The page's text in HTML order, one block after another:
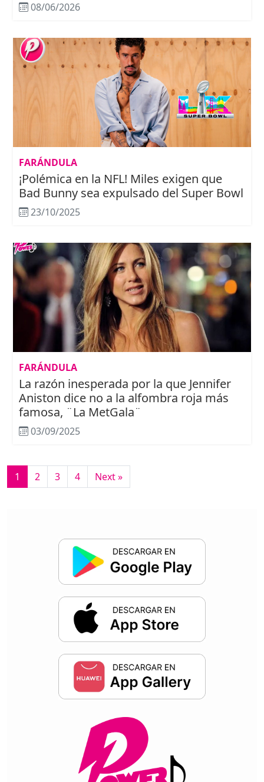
08/06/2026
FARÁNDULA
¡Polémica en la NFL! Miles exigen que
Bad Bunny sea expulsado del Super Bowl
23/10/2025
FARÁNDULA
La razón inesperada por la que Jennifer
Aniston dice no a la alfombra roja más
famosa, ¨La MetGala¨
03/09/2025
1 2 3 4 Next »